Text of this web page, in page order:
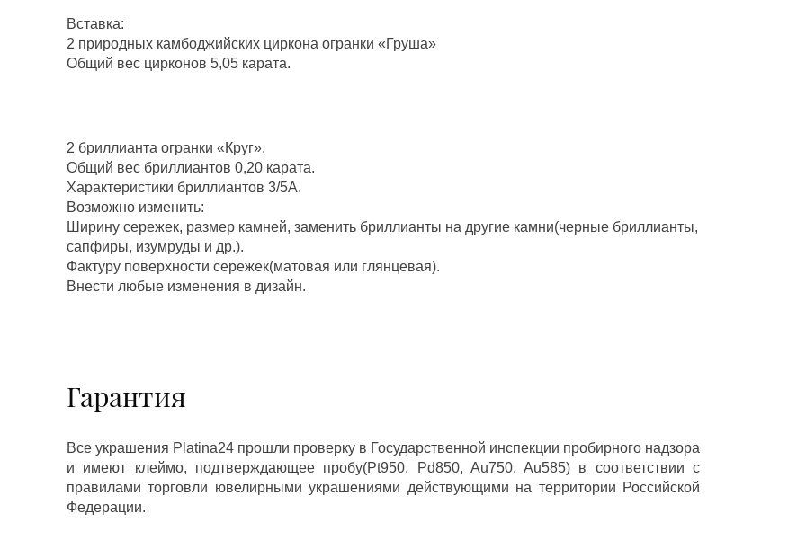
Вставка:
2 природных камбоджийских циркона огранки «Груша»
Общий вес цирконов 5,05 карата.
2 бриллианта огранки «Круг».
Общий вес бриллиантов 0,20 карата.
Характеристики бриллиантов 3/5А.
Возможно изменить:
Ширину сережек, размер камней, заменить бриллианты на другие камни(черные бриллианты,
сапфиры, изумруды и др.).
Фактуру поверхности сережек(матовая или глянцевая).
Внести любые изменения в дизайн.
Гарантия
Все украшения Platina24 прошли проверку в Государственной инспекции пробирного надзора
и имеют клеймо, подтверждающее пробу(Pt950, Pd850, Au750, Au585) в соответствии с
правилами торговли ювелирными украшениями действующими на территории Российской
Федерации.